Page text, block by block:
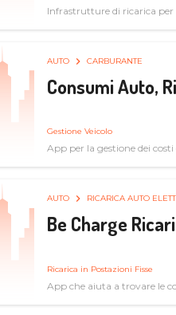
Infrastrutture di ricarica per
AUTO CARBURANTE
Consumi Auto,
Gestione Veicolo
App per la gestione dei costi
AUTO RICARICA AUTO
Be Charge
Ricarica in Postazioni Fisse
App che aiuta a trovare le